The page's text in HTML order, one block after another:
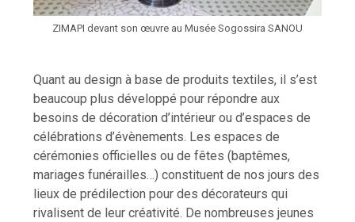
ZIMAPI devant son œuvre au Musée Sogossira SANOU
Quant au design à base de produits textiles, il s’est
beaucoup plus développé pour répondre aux
besoins de décoration d’intérieur ou d’espaces de
célébrations d’évènements. Les espaces de
cérémonies officielles ou de fêtes (baptêmes,
mariages funérailles…) constituent de nos jours des
lieux de prédilection pour des décorateurs qui
rivalisent de leur créativité. De nombreuses jeunes